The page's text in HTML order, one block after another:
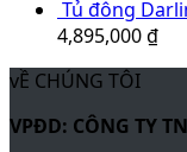
Hotline bảo hành:
Sản xuất
NHÀ MÁY